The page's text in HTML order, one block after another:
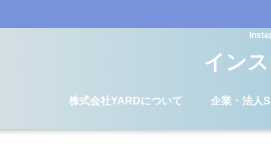
イン
株式会社YARDについて 企業・法人